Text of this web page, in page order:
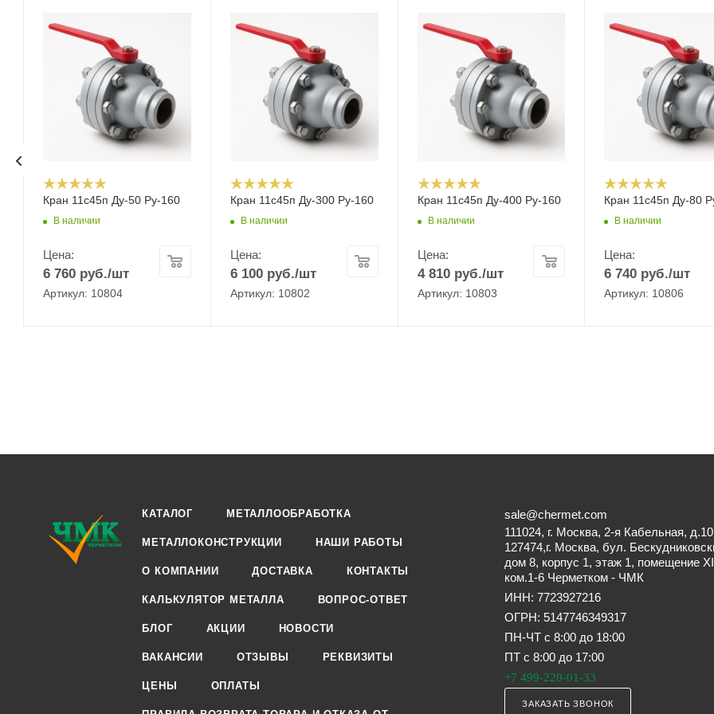
Кран 11с45п Ду-50 Ру-160
В наличии
Цена:
6 760 руб./шт
Артикул: 10804
Кран 11с45п Ду-300 Ру-160
В наличии
Цена:
6 100руб./шт
Артикул: 10802
Кран 11с45п Ду-400 Ру-160
В наличии
Цена:
4 810руб./шт
Артикул: 10803
Кран 11с45п Ду-80
В наличии
Цена:
6 740 руб./шт
Артикул: 10806
КАТАЛОГ МЕТАЛЛООБРАБОТКА
МЕТАЛЛОКОНСТРУКЦИИ НАШИ РАБОТЫ
О КОМПАНИИ ДОСТАВКА КОНТАКТЫ
КАЛЬКУЛЯТОР МЕТАЛЛА ВОПРОС-ОТВЕТ
БЛОГ АКЦИИ НОВОСТИ
ВАКАНСИИ ОТЗЫВЫ РЕКВИЗИТЫ
ЦЕНЫ ОПЛАТЫ
sale@chermet.com
111024, г. Москва, 2-я Кабельная, д.10
127474,г. Москва, бул.
дом 8, корпус 1, этаж 1, помещение
ком.1-6 Черметком - ЧМК
ИНН: 7723927216
ОГРН: 5147746349317
ПН-ЧТ с 8:00 до 18:00
ПТ с 8:00 до 17:00
+7 499-220-01-33
ЗАКАЗАТЬ ЗВОНОК